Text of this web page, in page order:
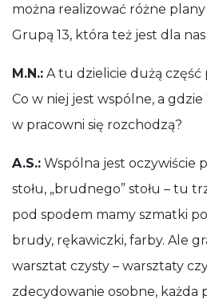
można realizować różne plany
Grupą 13, która też jest dla nas
M.N.: A tu dzielicie dużą część
Co w niej jest wspólne, a gdzie
w pracowni się rozchodzą?
A.S.: Wspólna jest oczywiście
stołu, „brudnego” stołu – tu
pod spodem mamy szmatki
brudy, rękawiczki, farby. Ale
warsztat czysty – warsztaty
zdecydowanie osobne, każda